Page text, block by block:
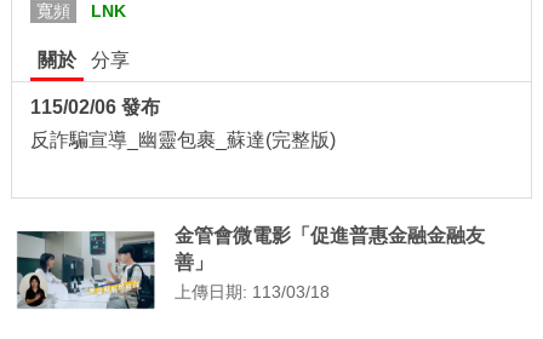
寬頻 LNK
關於 分享
115/02/06 發布
反詐騙宣導_幽靈包裹_蘇達(完整版)
金管會微電影「促進普惠金融金融友
善」
上傳日期: 113/03/18